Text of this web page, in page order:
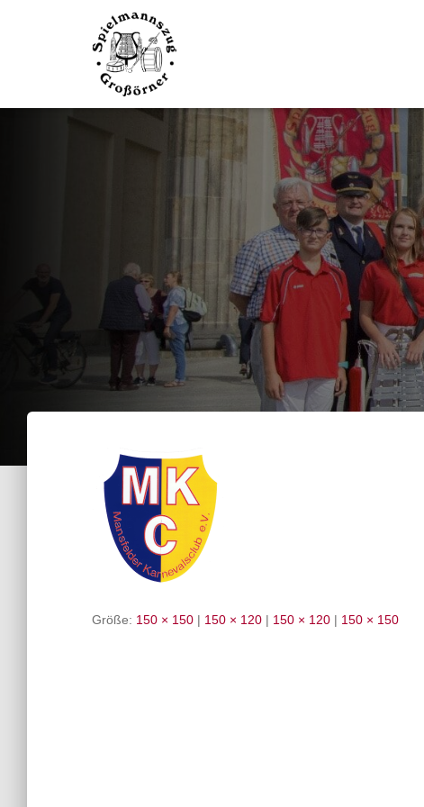
Größe: 150 × 150 | 150 × 120 | 150 × 120 | 150 × 150